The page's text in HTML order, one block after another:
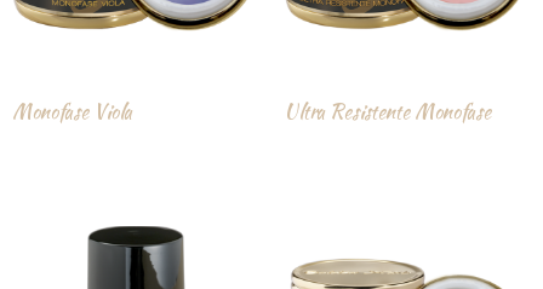
Monofase Viola Ultra Resistente Monofase